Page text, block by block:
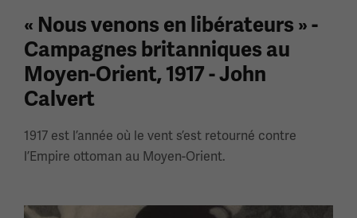
« Nous venons en libérateurs » -
Campagnes britanniques au
Moyen-Orient, 1917 - John
Calvert
1917 est l’année où le vent s’est retourné contre
l’Empire ottoman au Moyen-Orient.